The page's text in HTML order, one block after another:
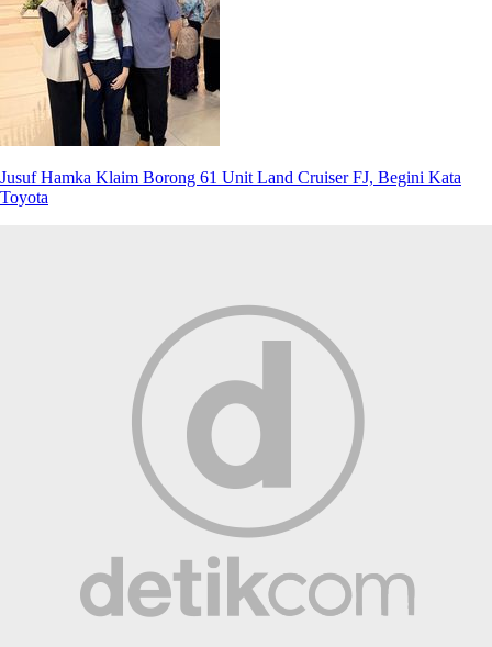
Jusuf Hamka Klaim Borong 61 Unit Land Cruiser FJ, Begini Kata
Toyota